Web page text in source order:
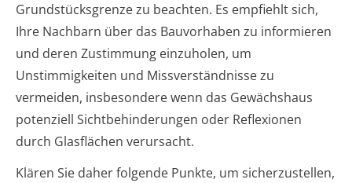
Grundstücksgrenze zu beachten. Es empfiehlt sich,
Ihre Nachbarn über das Bauvorhaben zu informieren
und deren Zustimmung einzuholen, um
Unstimmigkeiten und Missverständnisse zu
vermeiden, insbesondere wenn das Gewächshaus
potenziell Sichtbehinderungen oder Reflexionen
durch Glasflächen verursacht.
Klären Sie daher folgende Punkte, um sicherzustellen,